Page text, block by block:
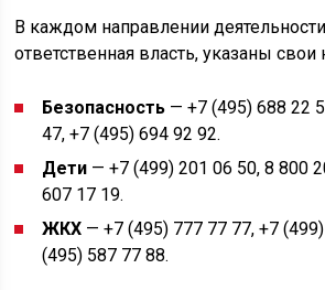
В каждом направлении
ответственная власть, указаны
Безопасность — +7 (495) 688 22
47, +7 (495) 694 92 92.
Дети — +7 (499) 201 06 50, 8 800
607 17 19.
ЖКХ — +7 (495) 777 77 77, +7
(495) 587 77 88.